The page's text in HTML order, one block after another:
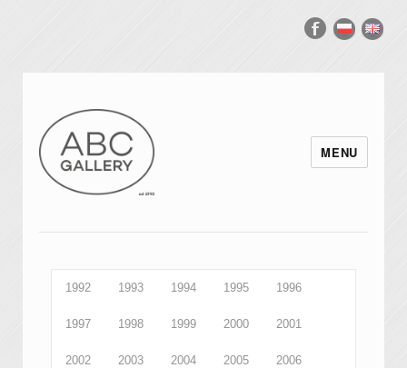
MENU
1992 1993 1994 1995 1996
1997 1998 1999 2000 2001
2002 2003 2004 2005 2006